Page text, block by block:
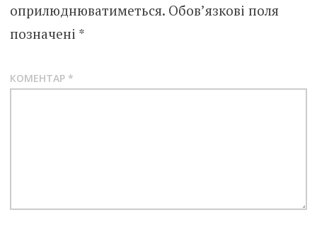
оприлюднюватиметься. Обов’язкові поля
позначені *
КОМЕНТАР *